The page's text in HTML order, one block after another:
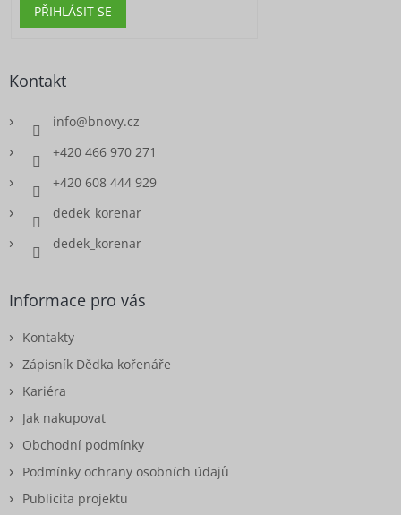
PŘIHLÁSIT SE
Kontakt
info@bnovy.cz
+420 466 970 271
+420 608 444 929
dedek_korenar
dedek_korenar
Informace pro vás
Kontakty
Zápisník Dědka kořenáře
Kariéra
Jak nakupovat
Obchodní podmínky
Podmínky ochrany osobních údajů
Publicita projektu